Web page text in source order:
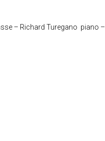
– Richard Turegano piano –